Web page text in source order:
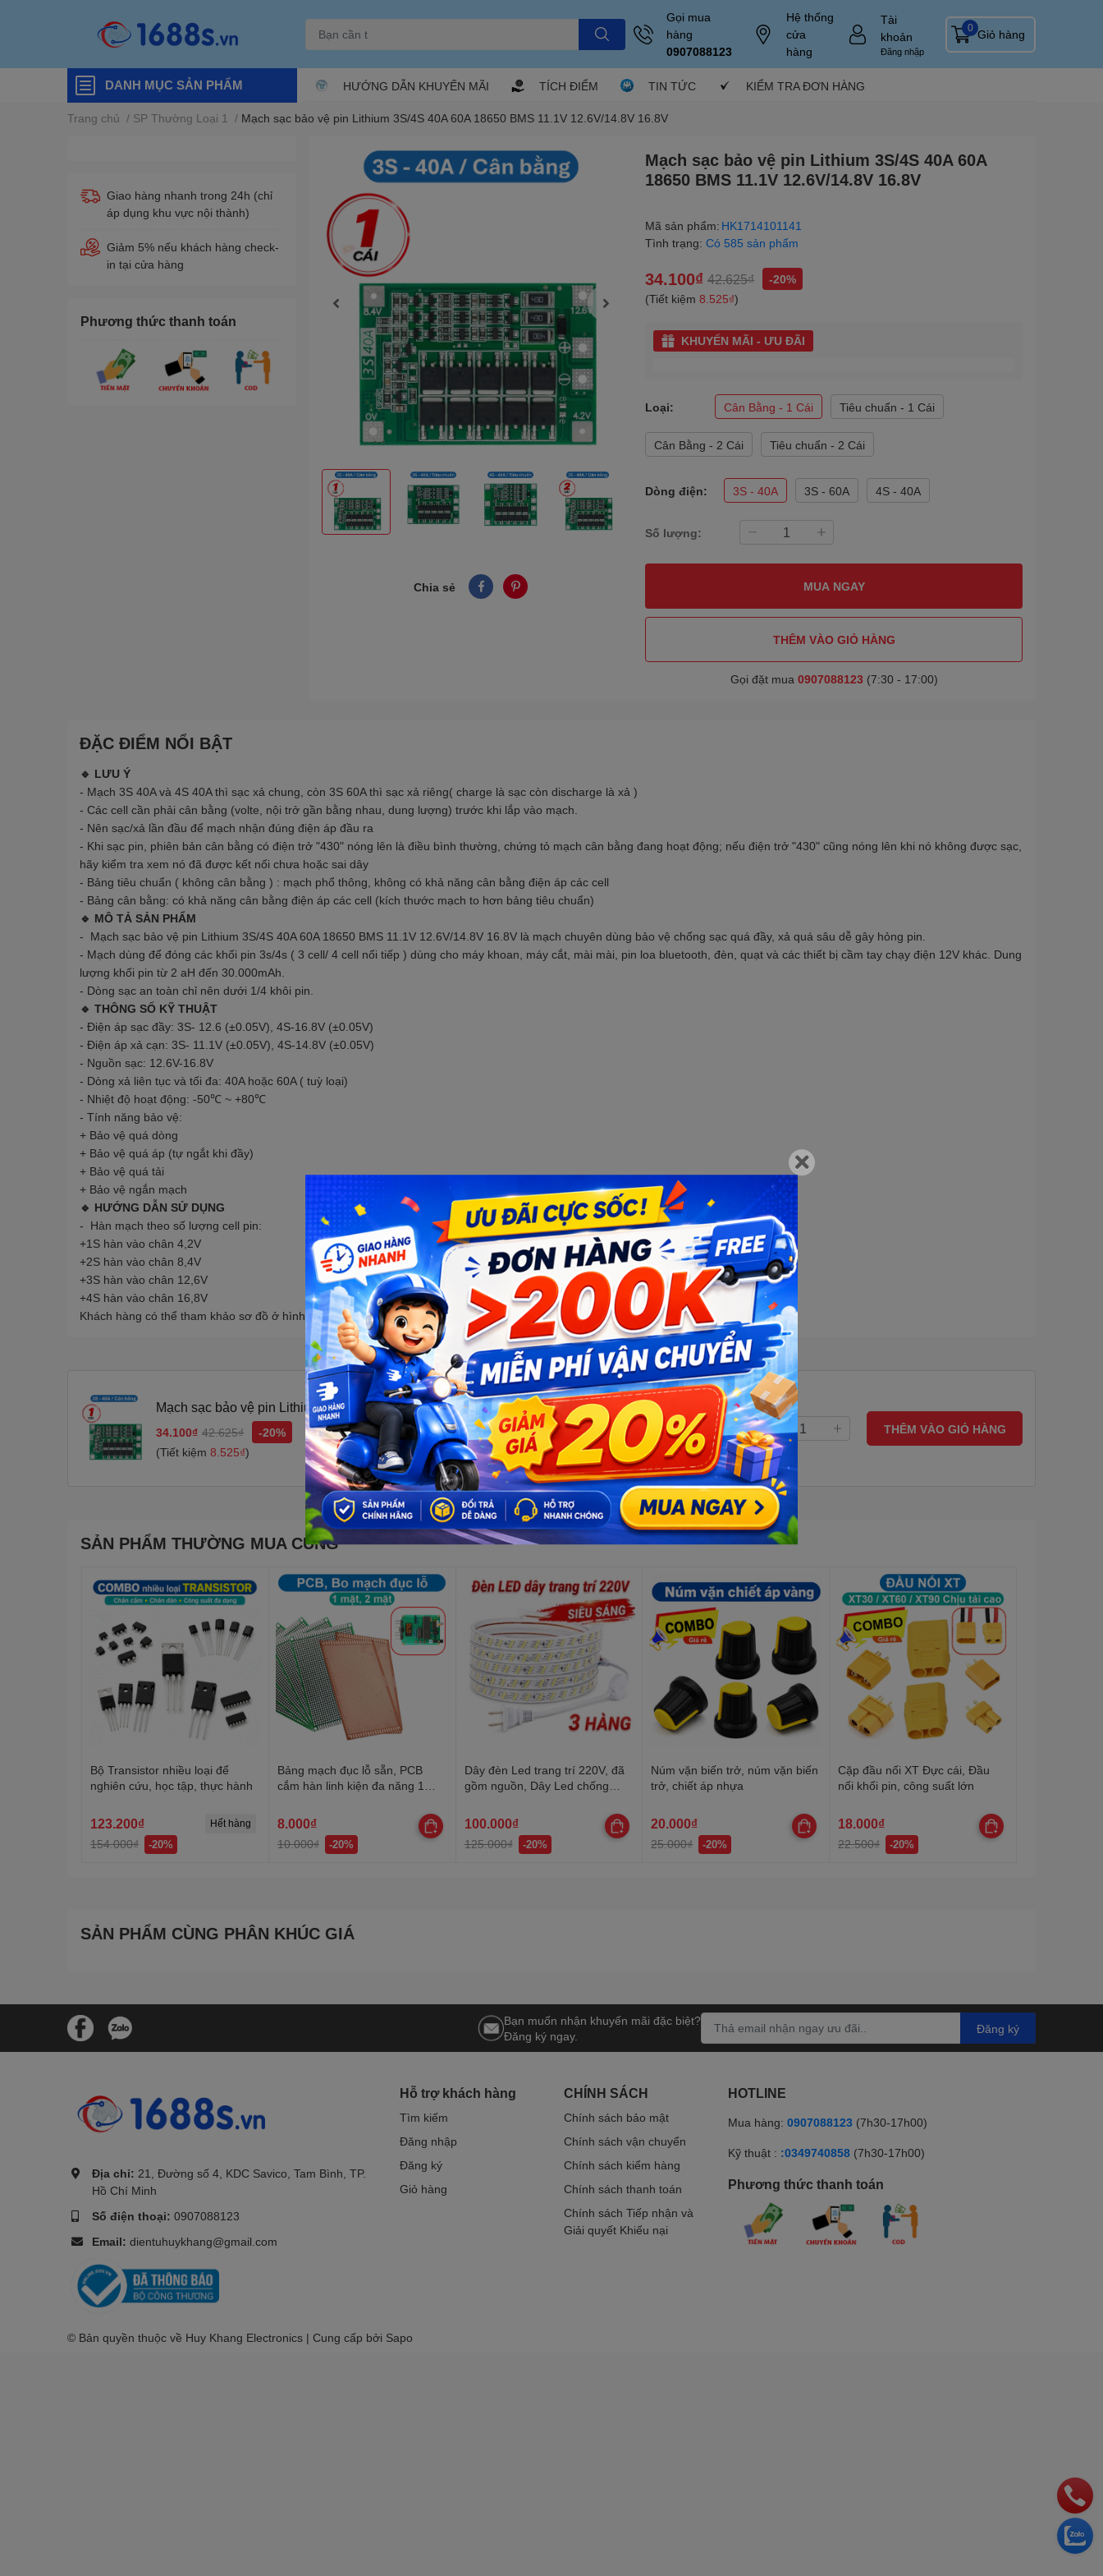
Gọi mua
hàng
0907088123
Hệ thống
cửa
hàng
Tài
khoản
Đăng nhập
Giỏ hàng
0
DANH MỤC SẢN PHẨM HƯỚNG DẪN KHUYẾN MÃI TÍCH ĐIỂM TIN TỨC KIỂM TRA ĐƠN HÀNG
Trang chủ / SP Thường Loại 1 / Mạch sạc bảo vệ pin Lithium 3S/4S 40A 60A 18650 BMS 11.1V 12.6V/14.8V 16.8V
Giao hàng nhanh trong 24h (chỉ
áp dụng khu vực nội thành)
Giảm 5% nếu khách hàng check-
in tại cửa hàng
Phương thức thanh toán
Chia sẻ
Mạch sạc bảo vệ pin Lithium 3S/4S 40A 60A
18650 BMS 11.1V 12.6V/14.8V 16.8V
Mã sản phẩm: HK1714101141
Tình trạng: Có 585 sản phẩm
34.100₫ 42.625₫
-20%
(Tiết kiệm8.525₫)
KHUYẾN MÃI - ƯU ĐÃI
Loại: Cân Bằng - 1 Cái Tiêu chuẩn - 1 Cái
Cân Bằng - 2 Cái Tiêu chuẩn - 2 Cái
Dòng điện: 3S - 40A 3S - 60A 4S - 40A
Số lượng:
MUA NGAY
THÊM VÀO GIỎ HÀNG
Gọi đặt mua 0907088123 (7:30 - 17:00)
ĐẶC ĐIỂM NỔI BẬT
🔹 LƯU Ý
- Mạch 3S 40A và 4S 40A thì sạc xả chung, còn 3S 60A thì sạc xả riêng( charge là sạc còn discharge là xả )
- Các cell cần phải cân bằng (volte, nội trở gần bằng nhau, dung lượng) trước khi lắp vào mạch.
- Nên sạc/xả lần đầu để mạch nhận đúng điện áp đầu ra
- Khi sạc pin, phiên bản cân bằng có điện trở "430" nóng lên là điều bình thường, chứng tỏ mạch cân bằng đang hoạt động; nếu điện trở "430" cũng nóng lên khi nó không được sạc,
hãy kiểm tra xem nó đã được kết nối chưa hoặc sai dây
- Bảng tiêu chuẩn ( không cân bằng ) : mạch phổ thông, không có khả năng cân bằng điện áp các cell
- Bảng cân bằng: có khả năng cân bằng điện áp các cell (kích thước mạch to hơn bảng tiêu chuẩn)
🔹 MÔ TẢ SẢN PHẨM
- Mạch sạc bảo vệ pin Lithium 3S/4S 40A 60A 18650 BMS 11.1V 12.6V/14.8V 16.8V là mạch chuyên dùng bảo vệ chống sạc quá đầy, xả quá sâu dễ gây hỏng pin.
- Mạch dùng để đóng các khối pin 3s/4s ( 3 cell/ 4 cell nối tiếp ) dùng cho máy khoan, máy cắt, mài mài, pin loa bluetooth, đèn, quạt và các thiết bị cầm tay chạy điện 12V khác. Dung
lượng khối pin từ 2 aH đến 30.000mAh.
- Dòng sạc an toàn chỉ nên dưới 1/4 khôi pin.
🔹 THÔNG SỐ KỸ THUẬT
- Điện áp sạc đầy: 3S- 12.6 (±0.05V), 4S-16.8V (±0.05V)
- Điện áp xả cạn: 3S- 11.1V (±0.05V), 4S-14.8V (±0.05V)
- Nguồn sạc: 12.6V-16.8V
- Dòng xả liên tục và tối đa: 40A hoặc 60A ( tuỳ loại)
- Nhiệt độ hoạt động: -50℃ ~ +80℃
- Tính năng bảo vệ:
+ Bảo vệ quá dòng
+ Bảo vệ quá áp (tự ngắt khi đầy)
+ Bảo vệ quá tải
+ Bảo vệ ngắn mạch
🔹 HƯỚNG DẪN SỬ DỤNG
- Hàn mạch theo số lượng cell pin:
+1S hàn vào chân 4,2V
+2S hàn vào chân 8,4V
+3S hàn vào chân 12,6V
+4S hàn vào chân 16,8V
Khách hàng có thể tham khảo sơ đồ ở hình ảnh phân loại
Mạch sạc bảo vệ pin Lithium 3S/4S 40A 60A 18650 BMS 11.1V
12.6V/14.8V 16.8V
34.100₫ 42.625₫
-20%
(Tiết kiệm8.525₫)
Số lượng: THÊM VÀO GIỎ HÀNG
SẢN PHẨM THƯỜNG MUA CÙNG
Bộ Transistor nhiều loại để
nghiên cứu, học tập, thực hành
123.200₫
154.000₫ -20%
Hết hàng
Bảng mạch đục lỗ sẵn, PCB
cắm hàn linh kiện đa năng 1
8.000₫
10.000₫ -20%
Dây đèn Led trang trí 220V, đã
gồm nguồn, Dây Led chống
trần, lễ Tết
100.000₫
125.000₫ -20%
Núm vặn biến trở, núm vặn biến
trở, chiết áp nhựa
20.000₫
25.000₫ -20%
Cặp đầu nối XT Đực cái, Đầu
nối khối pin, công suất lớn
18.000₫
22.500₫ -20%
SẢN PHẨM CÙNG PHÂN KHÚC GIÁ
Bạn muốn nhận khuyến mãi đặc biệt?
Đăng ký ngay.
Đăng ký
Địa chỉ: 21, Đường số 4, KDC Savico, Tam Bình, TP.
Hồ Chí Minh
Số điện thoại: 0907088123
Email: dientuhuykhang@gmail.com
Hỗ trợ khách hàng
Tìm kiếm
Đăng nhập
Đăng ký
Giỏ hàng
CHÍNH SÁCH
Chính sách bảo mật
Chính sách vận chuyển
Chính sách kiểm hàng
Chính sách thanh toán
Chính sách Tiếp nhận và
Giải quyết Khiếu nại
HOTLINE
Mua hàng: 0907088123 (7h30-17h00)
Kỹ thuật : :0349740858 (7h30-17h00)
Phương thức thanh toán
© Bản quyền thuộc về Huy Khang Electronics | Cung cấp bởi Sapo